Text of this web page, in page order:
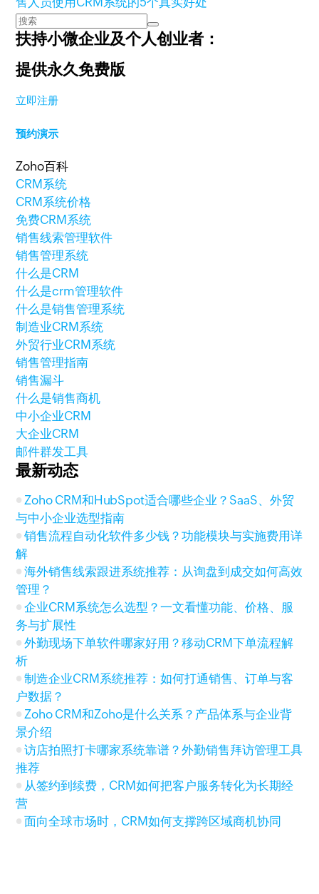
扶持小微企业及个人创业者：
提供永久免费版
立即注册
预约演示
Zoho百科
CRM系统
CRM系统价格
免费CRM系统
销售线索管理软件
销售管理系统
什么是CRM
什么是crm管理软件
什么是销售管理系统
制造业CRM系统
外贸行业CRM系统
销售管理指南
销售漏斗
什么是销售商机
中小企业CRM
大企业CRM
邮件群发工具
最新动态
Zoho CRM和HubSpot适合哪些企业？SaaS、外贸
与中小企业选型指南
销售流程自动化软件多少钱？功能模块与实施费用详
解
海外销售线索跟进系统推荐：从询盘到成交如何高效
管理？
企业CRM系统怎么选型？一文看懂功能、价格、服
务与扩展性
外勤现场下单软件哪家好用？移动CRM下单流程解
析
制造企业CRM系统推荐：如何打通销售、订单与客
户数据？
Zoho CRM和Zoho是什么关系？产品体系与企业背
景介绍
访店拍照打卡哪家系统靠谱？外勤销售拜访管理工具
推荐
从签约到续费，CRM如何把客户服务转化为长期经
营
面向全球市场时，CRM如何支撑跨区域商机协同